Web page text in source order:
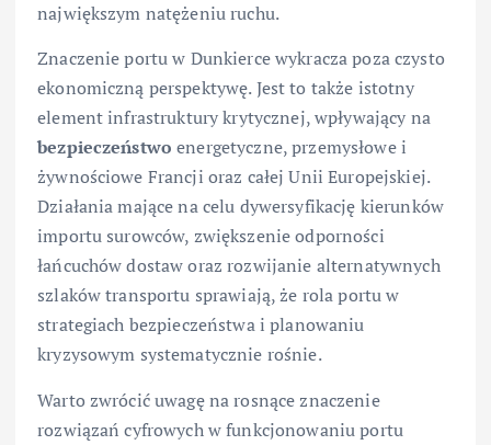
największym natężeniu ruchu.
Znaczenie portu w Dunkierce wykracza poza czysto
ekonomiczną perspektywę. Jest to także istotny
element infrastruktury krytycznej, wpływający na
bezpieczeństwo energetyczne, przemysłowe i
żywnościowe Francji oraz całej Unii Europejskiej.
Działania mające na celu dywersyfikację kierunków
importu surowców, zwiększenie odporności
łańcuchów dostaw oraz rozwijanie alternatywnych
szlaków transportu sprawiają, że rola portu w
strategiach bezpieczeństwa i planowaniu
kryzysowym systematycznie rośnie.
Warto zwrócić uwagę na rosnące znaczenie
rozwiązań cyfrowych w funkcjonowaniu portu